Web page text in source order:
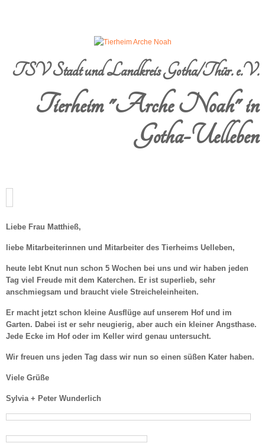
TSV Stadt und Landkreis Gotha/Thür. e.V.
Tierheim "Arche Noah" in
Gotha-Uelleben
Liebe Frau Matthieß,
liebe Mitarbeiterinnen und Mitarbeiter des Tierheims Uelleben,
heute lebt Knut nun schon 5 Wochen bei uns und wir haben jeden
Tag viel Freude mit dem Katerchen. Er ist superlieb, sehr
anschmiegsam und braucht viele Streicheleinheiten.
Er macht jetzt schon kleine Ausflüge auf unserem Hof und im
Garten. Dabei ist er sehr neugierig, aber auch ein kleiner Angsthase.
Jede Ecke im Hof oder im Keller wird genau untersucht.
Wir freuen uns jeden Tag dass wir nun so einen süßen Kater haben.
Viele Grüße
Sylvia + Peter Wunderlich